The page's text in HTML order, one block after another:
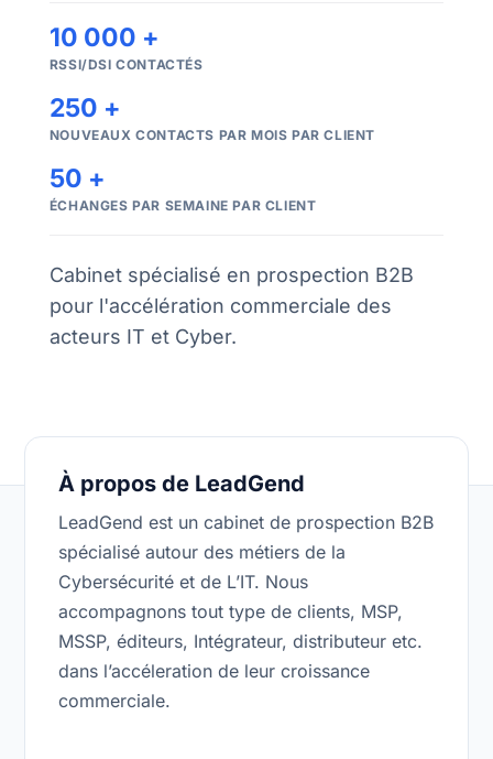
10 000 +
RSSI/DSI CONTACTÉS
250 +
NOUVEAUX CONTACTS PAR MOIS PAR CLIENT
50 +
ÉCHANGES PAR SEMAINE PAR CLIENT
Cabinet spécialisé en prospection B2B
pour l'accélération commerciale des
acteurs IT et Cyber.
À propos de LeadGend
LeadGend est un cabinet de prospection B2B
spécialisé autour des métiers de la
Cybersécurité et de L’IT. Nous
accompagnons tout type de clients, MSP,
MSSP, éditeurs, Intégrateur, distributeur etc.
dans l’accéleration de leur croissance
commerciale.